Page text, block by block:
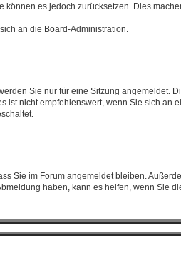
es jedoch zurücksetzen. Dies
an die Board-Administration.
Sie nur für eine Sitzung
nicht empfehlenswert, wenn Sie sich
Sie im Forum angemeldet bleiben.
haben, kann es helfen, wenn Sie